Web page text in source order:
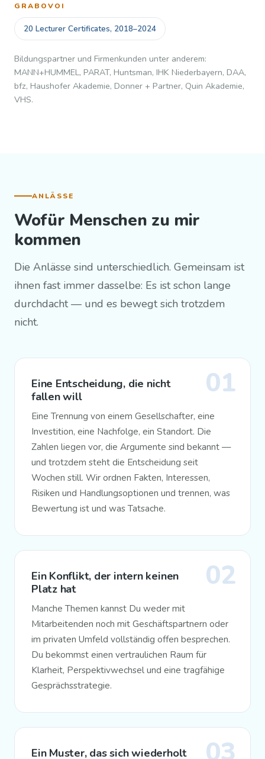
GRABOVOI
20 Lecturer Certificates, 2018–2024
Bildungspartner und Firmenkunden unter anderem:
MANN+HUMMEL, PARAT, Huntsman, IHK Niederbayern, DAA,
bfz, Haushofer Akademie, Donner + Partner, Quin Akademie,
VHS.
ANLÄSSE
Wofür Menschen zu mir
kommen
Die Anlässe sind unterschiedlich. Gemeinsam ist
ihnen fast immer dasselbe: Es ist schon lange
durchdacht — und es bewegt sich trotzdem
nicht.
01
Eine Entscheidung, die nicht
fallen will
Eine Trennung von einem Gesellschafter, eine
Investition, eine Nachfolge, ein Standort. Die
Zahlen liegen vor, die Argumente sind bekannt —
und trotzdem steht die Entscheidung seit
Wochen still. Wir ordnen Fakten, Interessen,
Risiken und Handlungsoptionen und trennen, was
Bewertung ist und was Tatsache.
02
Ein Konflikt, der intern keinen
Platz hat
Manche Themen kannst Du weder mit
Mitarbeitenden noch mit Geschäftspartnern oder
im privaten Umfeld vollständig offen besprechen.
Du bekommst einen vertraulichen Raum für
Klarheit, Perspektivwechsel und eine tragfähige
Gesprächsstrategie.
Ein Muster, das sich wiederholt